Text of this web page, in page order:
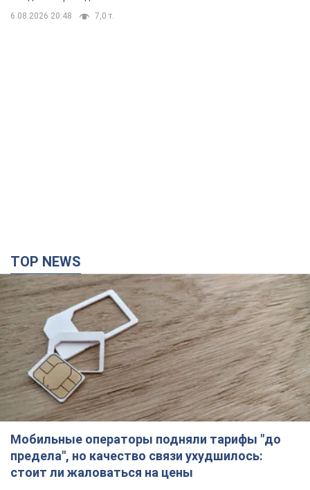
Мобильные операторы подняли тарифы "до
предела", но качество связи ухудшилось:
стоит ли жаловаться на цены
Почему цены на мобильную связь выросли в разы и как
улучшить качество интернета в телефоне
3 години тому 16,1 т.
В оккупированной Ялте прогремели мощные
взрывы: поднимается черный дым. Фото и
видео